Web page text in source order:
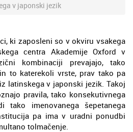
v japonski jezik
ki zaposleni so v okviru vsakega
centra Akademije Oxford v
kombinaciji prevajajo, tako
to katerekoli vrste, prav tako pa
latinskega v japonski jezik. Takoj
pravila, tako konsekutivnega
imenovanega šepetanega
pa ima v uradni ponudbi
tolmačenje.